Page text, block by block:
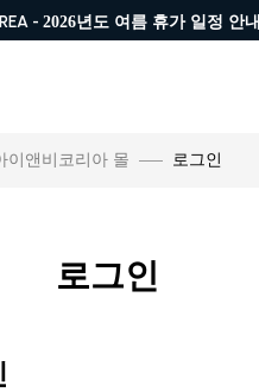
- 2026년도 여름 휴가 일정 안내
이앤비코리아 몰 로그인
로그인